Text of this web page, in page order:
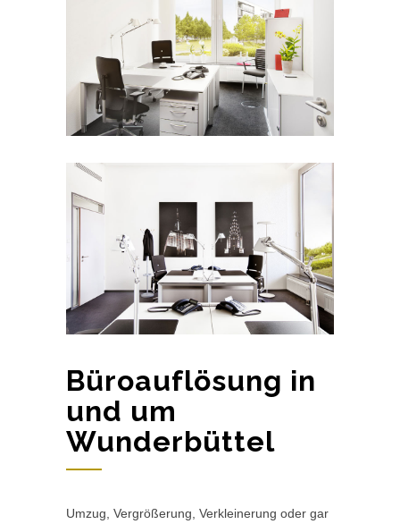
Büroauflösung in
und um
Wunderbüttel
Umzug, Vergrößerung, Verkleinerung oder gar